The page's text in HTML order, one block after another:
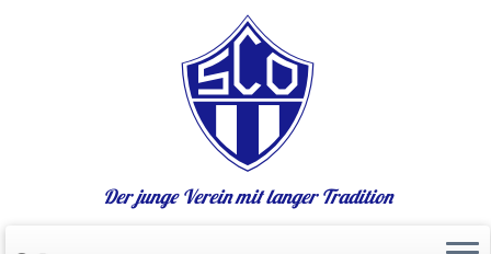
Der junge Verein mit langer Tradition